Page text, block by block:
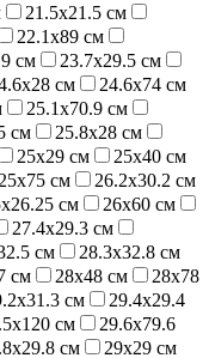
21.5х21.5 см
22.1х89 см
см
23.7х29.5 см
см
24.6х74 см
25.1х70.9 см
см
25.8х28 см
25х29 см
25х40 см
25х75 см
26.2х30.2 см
см
26х60 см
27.4х29.3 см
см
28.3х32.8 см
см 28х48 см
28х78
см
29.4х29.4
см
29.6х79.6
см 29х29 см